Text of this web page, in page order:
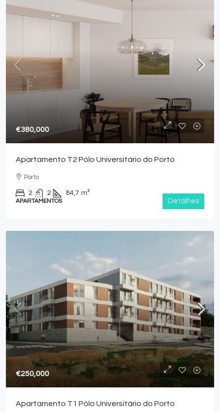
€380,000
Apartamento T2 Pólo Universitário do Porto
Porto
2 2 84,7 m²
APARTAMENTOS Detalhes
€250,000
Apartamento T1 Pólo Universitário do Porto